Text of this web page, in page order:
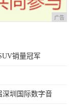
广告
销量冠军
圳国际数字音